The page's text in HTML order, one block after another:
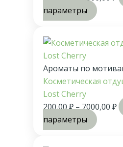
параметры
Ароматы по
Косметическая
Lost Cherry
200,00₽–7000,00 ₽
параметры